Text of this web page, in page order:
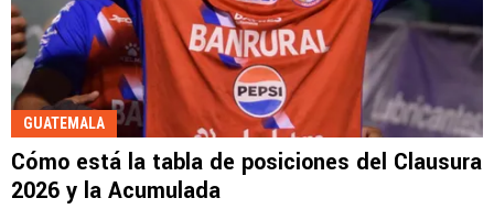
GUATEMALA
Cómo está la tabla de posiciones del Clausura
2026 y la Acumulada